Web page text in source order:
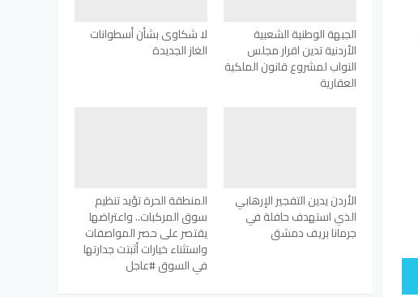
الجبهة الوطنية الشعبية
الأردنية تدين اقرار مجلس
النواب لمشروع قانون الملكية
العقارية
لا شكاوى بشأن أسطوانات
الغاز الجديدة
الأردن يدين التفجير الإرهابي
الذي استهدف حافلة في
جرمانا بريف دمشق
المنطقة الحرة تؤيد تنظيم
سوق المركبات.. واعتراضها
يقتصر على حصر المواصفات
واستثناء خيارات أثبتت جدارتها
في السوق #عاجل